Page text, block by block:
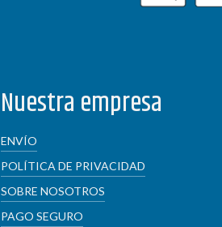
Nuestra empresa
ENVÍO
POLÍTICA DE PRIVACIDAD
SOBRE NOSOTROS
PAGO SEGURO